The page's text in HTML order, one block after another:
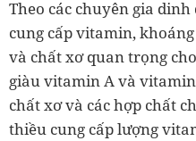
Theo các chuyên gia
cung cấp vitamin,
và chất xơ quan trọng
giàu vitamin A và
chất xơ và các hợp chất
thiều cung cấp lượng